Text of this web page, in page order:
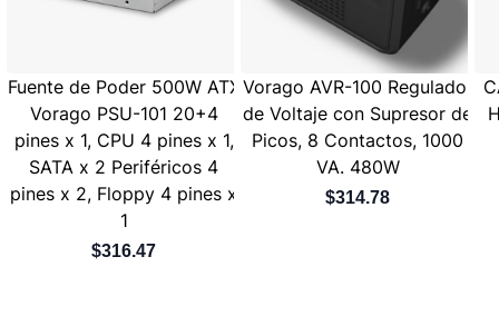
Fuente de Poder 500W ATX
Vorago PSU-101 20+4
pines x 1, CPU 4 pines x 1,
SATA x 2 Periféricos 4
pines x 2, Floppy 4 pines x
1
$316.47
Vorago AVR-100 Regulador
de Voltaje con Supresor de
Picos, 8 Contactos, 1000
VA. 480W
$314.78